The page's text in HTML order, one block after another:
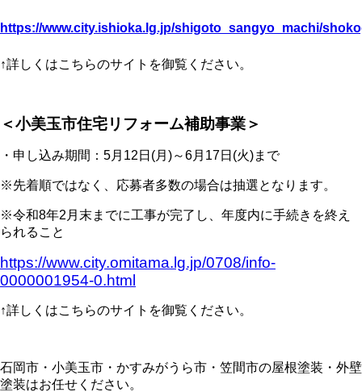
https://www.city.ishioka.lg.jp/shigoto_sangyo_machi/
↑詳しくはこちらのサイトを御覧ください。
＜小美玉市住宅リフォーム補助事業＞
・申し込み期間：5月12日(月)～6月17日(火)まで
※先着順ではなく、応募者多数の場合は抽選となります。
※令和8年2月末までに工事が完了し、年度内に手続きを終え
られること
https://www.city.omitama.lg.jp/0708/info-
0000001954-0.html
↑詳しくはこちらのサイトを御覧ください。
石岡市・小美玉市・かすみがうら市・笠間市の屋根塗装・外壁
塗装はお任せください。